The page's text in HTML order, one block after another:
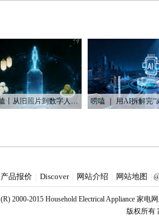
唠嗑丨从旧照片到数字人：AI如何“复活”我们的思念
产品报价 Discover 网站介绍 网站地图
(R) 2000-2015 Household Electrical Appliance 家电
版权所有